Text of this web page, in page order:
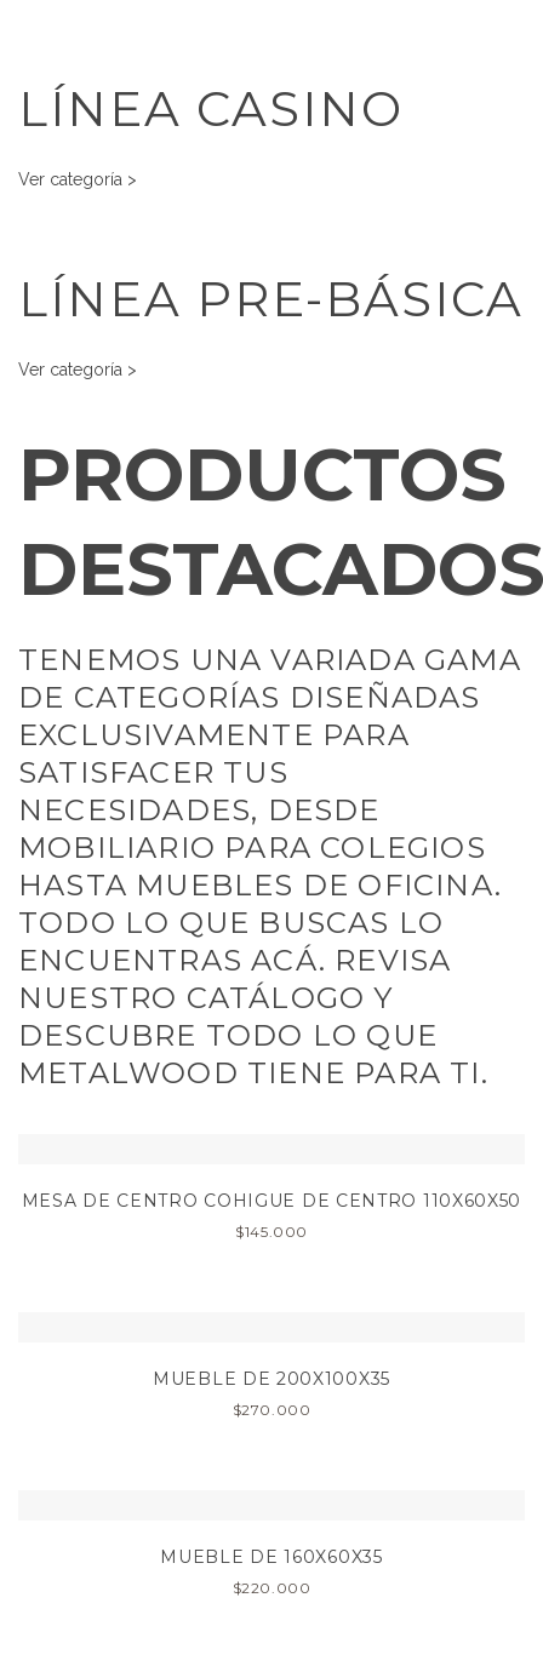
LÍNEA CASINO
Ver categoría >
LÍNEA PRE-BÁSICA
Ver categoría >
PRODUCTOS
TENEMOS UNA VARIADA GAMA
DE CATEGORÍAS DISEÑADAS
EXCLUSIVAMENTE PARA
SATISFACER TUS
NECESIDADES, DESDE
MOBILIARIO PARA COLEGIOS
HASTA MUEBLES DE OFICINA.
TODO LO QUE BUSCAS LO
ENCUENTRAS ACÁ. REVISA
NUESTRO CATÁLOGO Y
DESCUBRE TODO LO QUE
METALWOOD TIENE PARA TI.
MESA DE CENTRO COHIGUE DE CENTRO 110X60X50
$145.000
MUEBLE DE 200X100X35
$270.000
MUEBLE DE 160X60X35
$220.000